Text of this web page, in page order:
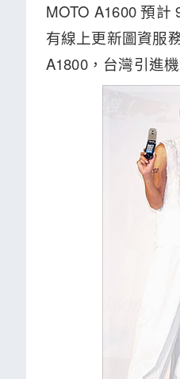
MOTO A1600 預
有線上更新圖資服
A1800，台灣引進